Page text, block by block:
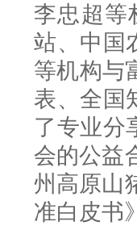
李忠超等
站、中国
等机构与
表、全国
了专业分
会的公益
州高原山
准白皮书